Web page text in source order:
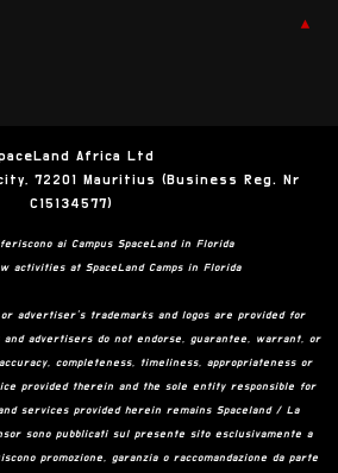
▲
Africa Ltd
72201 Mauritius (Business Reg. Nr
C15134577)
ai Campus SpaceLand in Florida
activities at SpaceLand Camps in Florida
or advertiser’s trademarks and logos are provided for
and advertisers do not endorse, guarantee, warrant, or
completeness, timeliness, appropriateness or
provided therein and the sole entity responsible for
services provided herein remains Spaceland / La
sono pubblicati sul presente sito esclusivamente a
promozione, garanzia o raccomandazione da parte